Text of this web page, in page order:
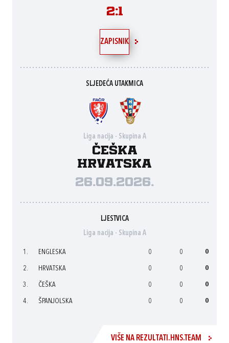
2:1
ZAPISNIK
SLJEDEĆA UTAKMICA
Liga nacija - Skupina A
Češka
Hrvatska
26.09.2026.
LJESTVICA
Liga nacija - Skupina A
1. ENGLESKA 0 0 0
2. HRVATSKA 0 0 0
3. ČEŠKA 0 0 0
4. ŠPANJOLSKA 0 0 0
VIŠE NA REZULTATI.HNS.TEAM